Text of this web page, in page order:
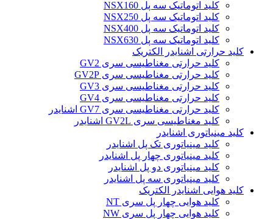
کلید اتوماتیک سه پل NSX160
کلید اتوماتیک سه پل NSX250
کلید اتوماتیک سه پل NSX400
کلید اتوماتیک سه پل NSX630
کلید حرارتی اشنایدر الکتریک
کليد حرارتی مغناطيسی سری GV2
کليد حرارتی مغناطيسی سری GV2P
کليد حرارتی مغناطيسی سری GV3
کليد حرارتی مغناطيسی سری GV4
کليد حرارتی مغناطيسی سری GV7 اشنایدر
کليد مغناطيسی سری GV2L اشنایدر
کلید مينياتوری اشنایدر
کلید مینیاتوری تک پل اشنایدر
کلید مینیاتوری چهار پل اشنایدر
کلید مینیاتوری دو پل اشنایدر
کلید مینیاتوری سه پل اشنایدر
کلید هوایی اشنایدر الکتریک
کلید هوایی چهار پل سری NT
کلید هوایی چهار پل سری NW